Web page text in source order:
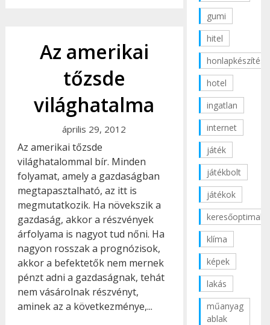
Az amerikai
tőzsde
világhatalma
április 29, 2012
Az amerikai tőzsde
világhatalommal bír. Minden
folyamat, amely a gazdaságban
megtapasztalható, az itt is
megmutatkozik. Ha növekszik a
gazdaság, akkor a részvények
árfolyama is nagyot tud nőni. Ha
nagyon rosszak a prognózisok,
akkor a befektetők nem mernek
pénzt adni a gazdaságnak, tehát
nem vásárolnak részvényt,
aminek az a következménye,...
gumi
hitel
honlapkészítés
hotel
ingatlan
internet
játék
játékbolt
játékok
klíma
képek
lakás
műanyag
ablak